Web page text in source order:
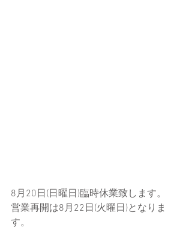
8月20日(日曜日)臨時休業致します。
営業再開は8月22日(火曜日)となりま
す。